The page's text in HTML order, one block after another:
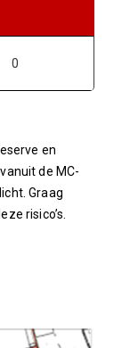
0
en
de MC-
Graag
risico’s.